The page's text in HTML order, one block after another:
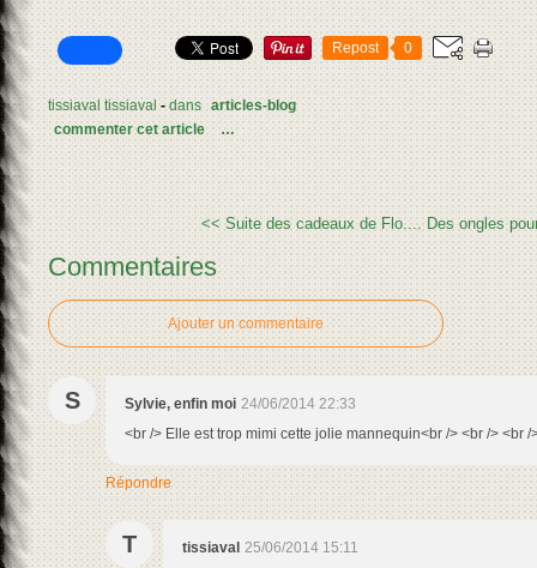
Repost 0
tissiaval tissiaval - dans articles-blog
commenter cet article
…
<< Suite des cadeaux de Flo.... Des ongles
Commentaires
Ajouter un commentaire
S Sylvie, enfin moi 24/06/2014 22:33
<br /> Elle est trop mimi cette jolie mannequin<br /> <br /> <br /
Répondre
T tissiaval 25/06/2014 15:11